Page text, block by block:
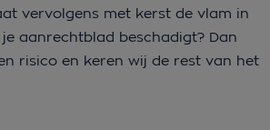
vervolgens met kerst de vlam in
aanrechtblad beschadigt? Dan
risico en keren wij de rest van het